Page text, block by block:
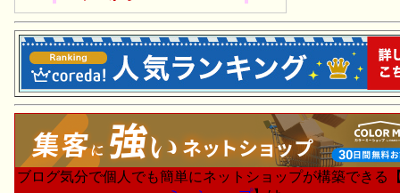
ブログ気分で個人でも簡単にネットショップが構築できる